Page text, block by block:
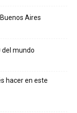
Aires
del mundo
hacer en este